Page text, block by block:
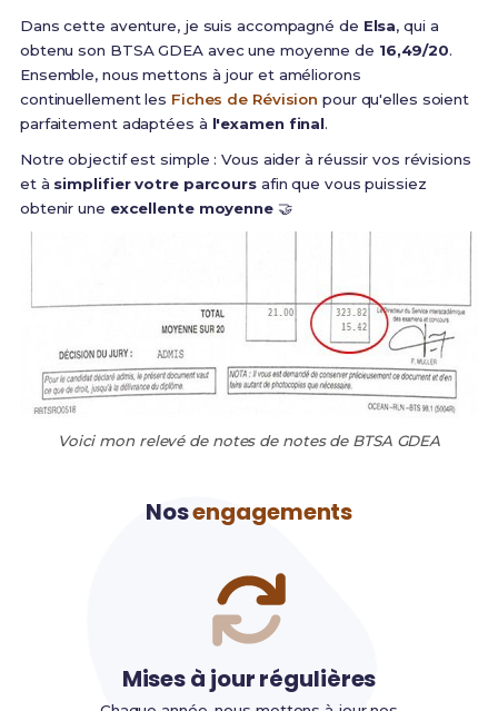
Dans cette aventure, je suis accompagné de Elsa, qui a
obtenu son BTSA GDEA avec une moyenne de 16,49/20.
Ensemble, nous mettons à jour et améliorons
continuellement les Fiches de Révision pour qu'elles soient
parfaitement adaptées à l'examen final.
Notre objectif est simple : Vous aider à réussir vos révisions
et à simplifier votre parcoursafin que vous puissiez
obtenir une excellente moyenne🤝
Voici mon relevé de notes de notes de BTSA GDEA
Nosengagements
Mises à jour régulières